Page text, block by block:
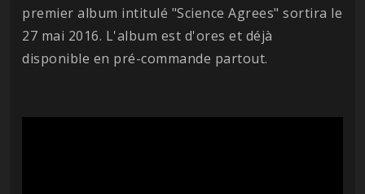
premier album intitulé "Science Agrees" sortira le
27 mai 2016. L'album est d'ores et déjà
disponible en pré-commande partout.